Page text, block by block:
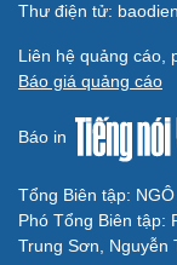
Thư điện tử:
Liên hệ quảng cáo,
Báo giá quảng cáo
Báo in
Tổng Biên tập:
Phó Tổng Biên tập:
Trung Sơn, Nguyễn